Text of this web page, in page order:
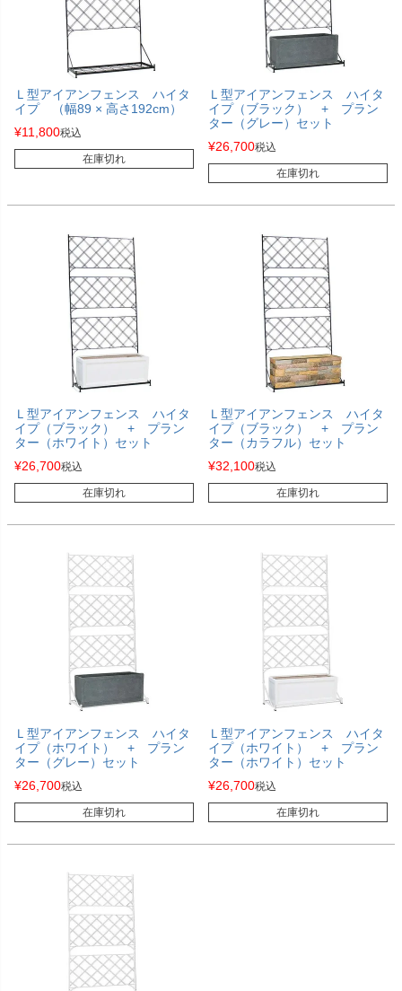
Ｌ型アイアンフェンス ハイタ
イプ （幅89 × 高さ192cm）
¥11,800税込
在庫切れ
Ｌ型アイアンフェンス ハイタ
イプ（ブラック） + プラン
ター（グレー）セット
¥26,700税込
在庫切れ
Ｌ型アイアンフェンス ハイタ
イプ（ブラック） + プラン
ター（ホワイト）セット
¥26,700税込
在庫切れ
Ｌ型アイアンフェンス ハイタ
イプ（ブラック） + プラン
ター（カラフル）セット
¥32,100税込
在庫切れ
Ｌ型アイアンフェンス ハイタ
イプ（ホワイト） + プラン
ター（グレー）セット
¥26,700税込
在庫切れ
Ｌ型アイアンフェンス ハイタ
イプ（ホワイト） + プラン
ター（ホワイト）セット
¥26,700税込
在庫切れ